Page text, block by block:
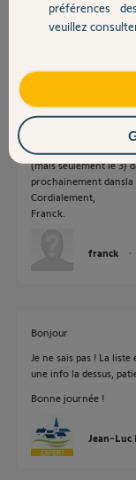
Contact
Merci pour votre
(mais seulement le 3)
prochainement dansla
Cordialement,
Franck.
franck
Bonjour
Je ne sais pas ! La
une info la dessus,
Bonne journée !
Jean-Luc
préférences
veuillez